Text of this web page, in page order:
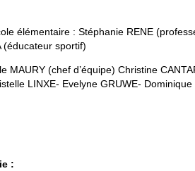
élémentaire : Stéphanie RENE
(éducateur sportif)
MAURY (chef d’équipe) Christine
LINXE- Evelyne GRUWE- Dominique
: